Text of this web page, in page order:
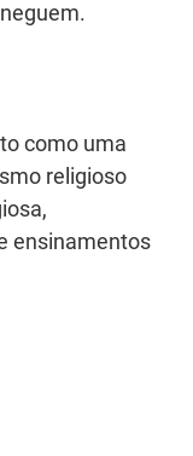
como uma
religioso
ensinamentos